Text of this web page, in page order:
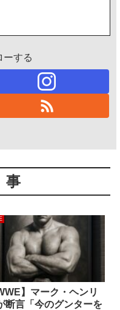
ーする
】マーク・ヘンリ
断言「今のグンターを